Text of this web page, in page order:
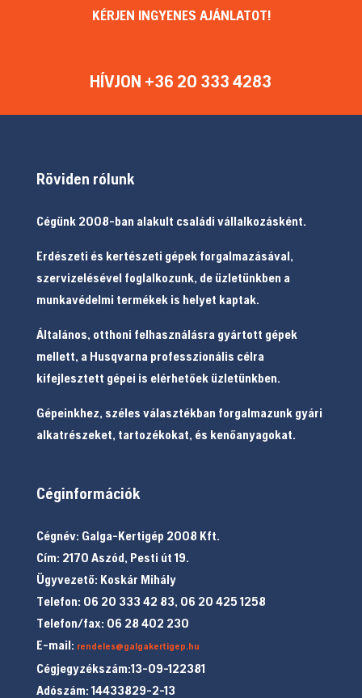
KÉRJEN INGYENES AJÁNLATOT!
HÍVJON +36 20 333 4283
Röviden rólunk
Cégünk 2008-ban alakult családi vállalkozásként.
Erdészeti és kertészeti gépek forgalmazásával,
szervizelésével foglalkozunk, de üzletünkben a
munkavédelmi termékek is helyet kaptak.
Általános, otthoni felhasználásra gyártott gépek
mellett, a Husqvarna professzionális célra
kifejlesztett gépei is elérhetőek üzletünkben.
Gépeinkhez, széles választékban forgalmazunk gyári
alkatrészeket, tartozékokat, és kenőanyagokat.
Céginformációk
Cégnév: Galga-Kertigép 2008 Kft.
Cím: 2170 Aszód, Pesti út 19.
Ügyvezető: Koskár Mihály
Telefon: 06 20 333 42 83, 06 20 425 1258
Telefon/fax: 06 28 402 230
E-mail: rendeles@galgakertigep.hu
Cégjegyzékszám:13-09-122381
Adószám: 14433829-2-13